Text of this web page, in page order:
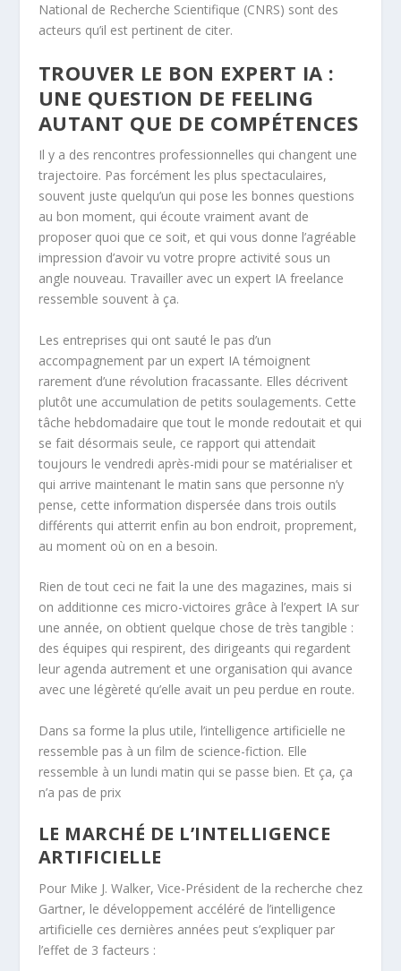
National de Recherche Scientifique (CNRS) sont des
acteurs qu’il est pertinent de citer.
TROUVER LE BON EXPERT IA :
UNE QUESTION DE FEELING
AUTANT QUE DE COMPÉTENCES
Il y a des rencontres professionnelles qui changent une
trajectoire. Pas forcément les plus spectaculaires,
souvent juste quelqu’un qui pose les bonnes questions
au bon moment, qui écoute vraiment avant de
proposer quoi que ce soit, et qui vous donne l’agréable
impression d’avoir vu votre propre activité sous un
angle nouveau. Travailler avec un expert IAfreelance
ressemble souvent à ça.
Les entreprises qui ont sauté le pas d’un
accompagnement par un expert IA témoignent
rarement d’une révolution fracassante. Elles décrivent
plutôt une accumulation de petits soulagements. Cette
tâche hebdomadaire que tout le monde redoutait et qui
se fait désormais seule, ce rapport qui attendait
toujours le vendredi après-midi pour se matérialiser et
qui arrive maintenant le matin sans que personne n’y
pense, cette information dispersée dans trois outils
différents qui atterrit enfin au bon endroit, proprement,
au moment où on en a besoin.
Rien de tout ceci ne fait la une des magazines, mais si
on additionne ces micro-victoires grâce à l’expert IA sur
une année, on obtient quelque chose de très tangible :
des équipes qui respirent, des dirigeants qui regardent
leur agenda autrement et une organisation qui avance
avec une légèreté qu’elle avait un peu perdue en route.
Dans sa forme la plus utile, l’intelligence artificielle ne
ressemble pas à un film de science-fiction. Elle
ressemble à un lundi matin qui se passe bien. Et ça, ça
n’a pas de prix
LE MARCHÉ DE L’INTELLIGENCE
ARTIFICIELLE
Pour Mike J. Walker, Vice-Président de la recherche chez
Gartner, le développement accéléré de l’intelligence
artificielle ces dernières années peut s’expliquer par
l’effet de 3 facteurs :